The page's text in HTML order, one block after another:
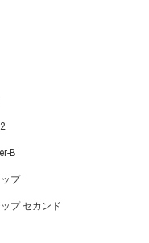
B
プ
プ セカンド